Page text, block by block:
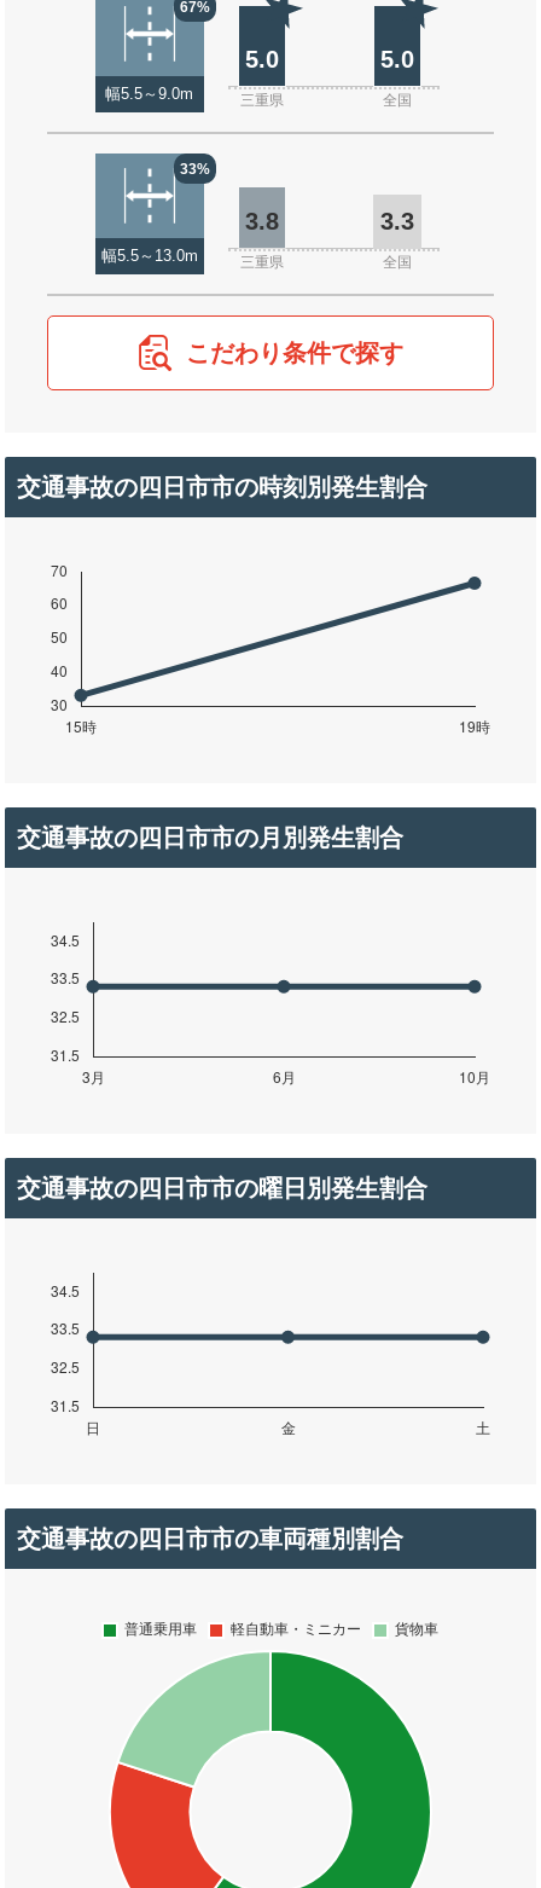
67%
幅5.5～9.0m
5.0 5.0
三重県 全国
33%
幅5.5～13.0m
3.8 3.3
三重県 全国
こだわり条件で探す
交通事故の四日市市の時刻別発生割合
交通事故の四日市市の月別発生割合
交通事故の四日市市の曜日別発生割合
交通事故の四日市市の車両種別割合